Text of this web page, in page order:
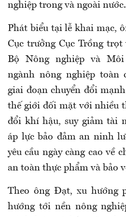
nghiệp trong và ngoài nước.
Phát biểu tại lễ khai mạc,
Cục trưởng Cục Trồng trọt
Bộ Nông nghiệp và
ngành nông nghiệp toàn
giai đoạn chuyển đổi
thế giới đối mặt với nhiều
đổi khí hậu, suy giảm tài
áp lực bảo đảm an ninh
yêu cầu ngày càng cao về
an toàn thực phẩm và bảo
Theo ông Đạt, xu hướng
hướng tới nền nông